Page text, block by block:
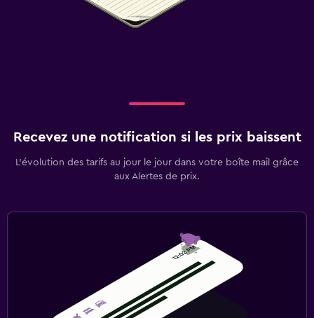
Recevez une notification si les prix baissent
L’évolution des tarifs au jour le jour dans votre boîte mail grâce
aux Alertes de prix.